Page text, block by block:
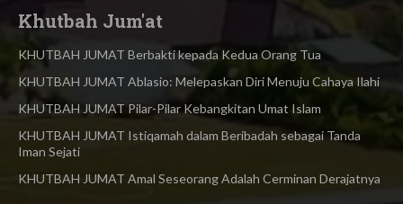
Khutbah Jum'at
KHUTBAH JUMAT Berbakti kepada Kedua Orang Tua
KHUTBAH JUMAT Ablasio: Melepaskan Diri Menuju Cahaya Ilahi
KHUTBAH JUMAT Pilar-Pilar Kebangkitan Umat Islam
KHUTBAH JUMAT Istiqamah dalam Beribadah sebagai Tanda
Iman Sejati
KHUTBAH JUMAT Amal Seseorang Adalah Cerminan Derajatnya